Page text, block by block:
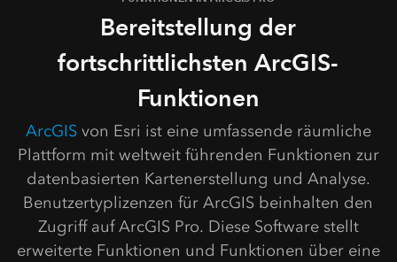
Bereitstellung der
fortschrittlichsten ArcGIS-
Funktionen
ArcGISvon Esri ist eine umfassende räumliche
Plattform mit weltweit führenden Funktionen zur
datenbasierten Kartenerstellung und Analyse.
Benutzertyplizenzen für ArcGIS beinhalten den
Zugriff auf ArcGIS Pro. Diese Software stellt
erweiterte Funktionen und Funktionen über eine